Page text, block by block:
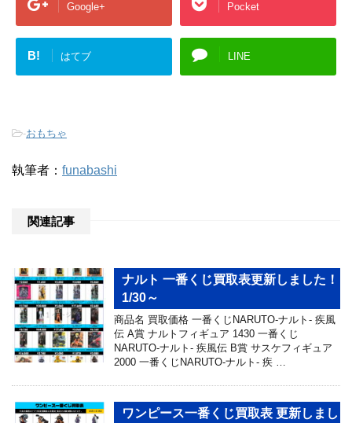
Google+ Pocket
B! はてブ LINE
-おもちゃ
執筆者： funabashi
関連記事
ナルト 一番くじ買取表更新しました！
1/30～
商品名 買取価格 一番くじNARUTO-ナルト- 疾風
伝 A賞 ナルトフィギュア 1430 一番くじ
NARUTO-ナルト- 疾風伝 B賞 サスケフィギュア
2000 一番くじNARUTO-ナルト- 疾 …
ワンピース一番くじ買取表 更新しまし